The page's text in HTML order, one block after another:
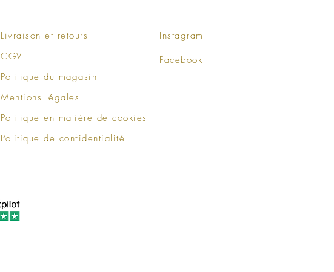
Livraison et retours
CGV
Politique du magasin
Mentions légales
Politique en matière de cookies
Politique de confidentialité
Instagram
Facebook